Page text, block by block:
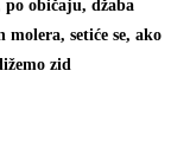
po običaju, džaba
molera, setiće se, ako
zid